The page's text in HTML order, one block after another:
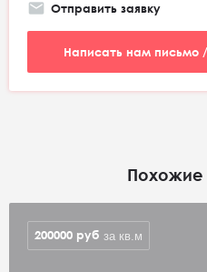
Отправить заявку
Написать нам письмо
Похожие
200000 руб за кв.м